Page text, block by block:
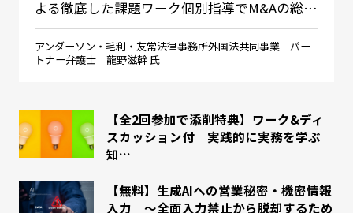
よる徹底した課題ワーク個別指導でM&Aの総…
アンダーソン・毛利・友常法律事務所外国法共同事業 パー
トナー弁護士 龍野滋幹 氏
【全2回参加で添削特典】ワーク&ディ
スカッション付 実践的に実務を学ぶ
知…
【無料】生成AIへの営業秘密・機密情報
入力 ～全面入力禁止から脱却するため